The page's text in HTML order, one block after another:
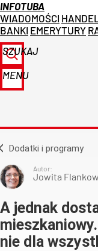
INFOTUBA
WIADOMOŚCI
BANKI EMERYTURY
SZUKAJ
MENU
Dodatki i programy
Autor:
Jowita
A jednak
nie dla